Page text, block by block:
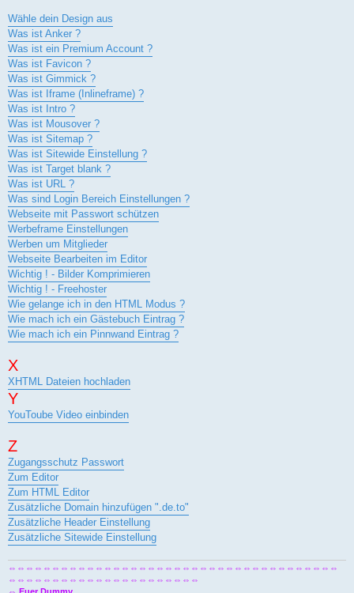
Wähle dein Design aus
Was ist Anker ?
Was ist ein Premium Account ?
Was ist Favicon ?
Was ist Gimmick ?
Was ist Iframe (Inlineframe) ?
Was ist Intro ?
Was ist Mousover ?
Was ist Sitemap ?
Was ist Sitewide Einstellung ?
Was ist Target blank ?
Was ist URL ?
Was sind Login Bereich Einstellungen ?
Webseite mit Passwort schützen
Werbeframe Einstellungen
Werben um Mitglieder
Webseite Bearbeiten im Editor
Wichtig ! - Bilder Komprimieren
Wichtig ! - Freehoster
Wie gelange ich in den HTML Modus ?
Wie mach ich ein Gästebuch Eintrag ?
Wie mach ich ein Pinnwand Eintrag ?
X
XHTML Dateien hochladen
Y
YouToube Video einbinden
Z
Zugangsschutz Passwort
Zum Editor
Zum HTML Editor
Zusätzliche Domain hinzufügen ".de.to"
Zusätzliche Header Einstellung
Zusätzliche Sitewide Einstellung
⇔⇔⇔⇔⇔⇔⇔⇔⇔⇔⇔⇔⇔⇔⇔⇔⇔⇔⇔⇔⇔⇔⇔⇔⇔⇔⇔⇔⇔⇔⇔⇔⇔⇔⇔⇔⇔⇔
⇔⇔⇔⇔⇔⇔⇔⇔⇔⇔⇔⇔⇔⇔⇔⇔⇔⇔⇔⇔⇔⇔